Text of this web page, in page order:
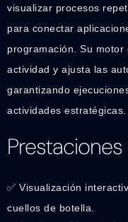
visualizar procesos
para conectar
programación. Su
actividad y ajusta las
garantizando
actividades estratégicas.
✅ Visualización
cuellos de botella.